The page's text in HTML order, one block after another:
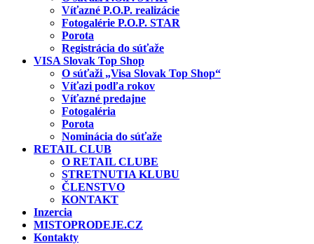
Víťazné P.O.P. realizácie
Fotogalérie P.O.P. STAR
Porota
Registrácia do súťaže
VISA Slovak Top Shop
O súťaži „Visa Slovak Top Shop“
Víťazi podľa rokov
Víťazné predajne
Fotogaléria
Porota
Nominácia do súťaže
RETAIL CLUB
O RETAIL CLUBE
STRETNUTIA KLUBU
ČLENSTVO
KONTAKT
Inzercia
MISTOPRODEJE.CZ
Kontakty